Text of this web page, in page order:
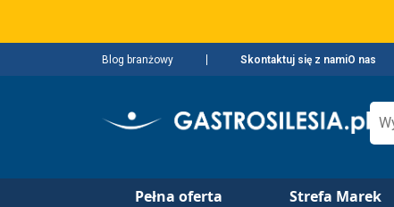
Blog branżowy Skontaktuj się z namiO nas
Pełna oferta Strefa Marek